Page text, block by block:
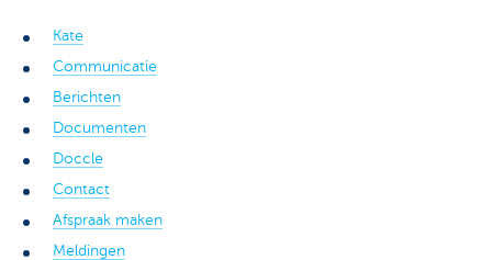
Kate
Communicatie
Berichten
Documenten
Doccle
Contact
Afspraak maken
Meldingen